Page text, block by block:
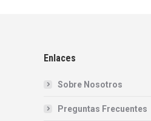
Enlaces
Sobre Nosotros
Preguntas Frecuentes